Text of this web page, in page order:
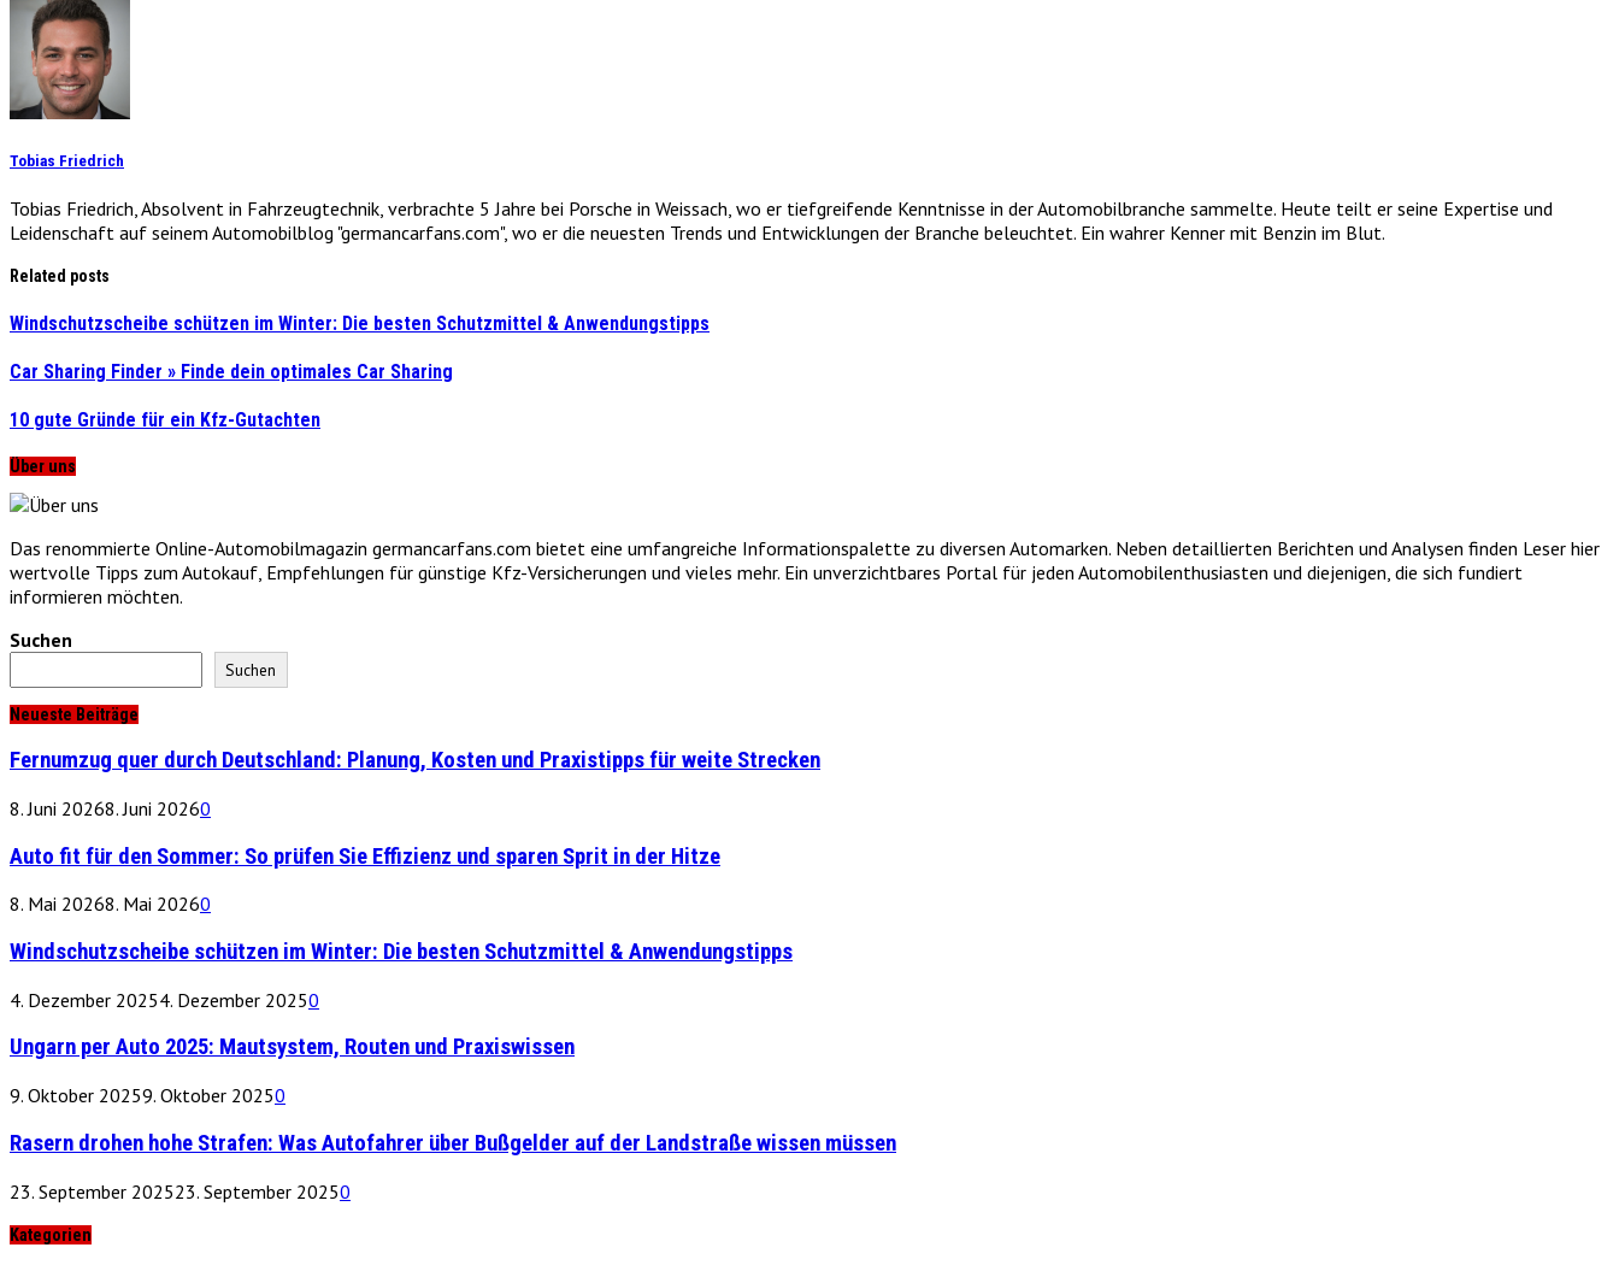
Tobias Friedrich
Tobias Friedrich, Absolvent in Fahrzeugtechnik, verbrachte 5 Jahre bei Porsche in Weissach, wo er tiefgreifende Kenntnisse in der Automobilbranche sammelte. Heute teilt er seine Expertise und
Leidenschaft auf seinem Automobilblog "germancarfans.com", wo er die neuesten Trends und Entwicklungen der Branche beleuchtet. Ein wahrer Kenner mit Benzin im Blut.
Related posts
Windschutzscheibe schützen im Winter: Die besten Schutzmittel & Anwendungstipps
Car Sharing Finder » Finde dein optimales Car Sharing
10 gute Gründe für ein Kfz-Gutachten
Über uns
Das renommierte Online-Automobilmagazin germancarfans.com bietet eine umfangreiche Informationspalette zu diversen Automarken. Neben detaillierten Berichten und Analysen finden Leser hier
wertvolle Tipps zum Autokauf, Empfehlungen für günstige Kfz-Versicherungen und vieles mehr. Ein unverzichtbares Portal für jeden Automobilenthusiasten und diejenigen, die sich fundiert
informieren möchten.
Suchen
Suchen
Neueste Beiträge
Fernumzug quer durch Deutschland: Planung, Kosten und Praxistipps für weite Strecken
8. Juni 20268. Juni 20260
Auto fit für den Sommer: So prüfen Sie Effizienz und sparen Sprit in der Hitze
8. Mai 20268. Mai 20260
Windschutzscheibe schützen im Winter: Die besten Schutzmittel & Anwendungstipps
4. Dezember 20254. Dezember 20250
Ungarn per Auto 2025: Mautsystem, Routen und Praxiswissen
9. Oktober 20259. Oktober 20250
Rasern drohen hohe Strafen: Was Autofahrer über Bußgelder auf der Landstraße wissen müssen
23. September 202523. September 20250
Kategorien